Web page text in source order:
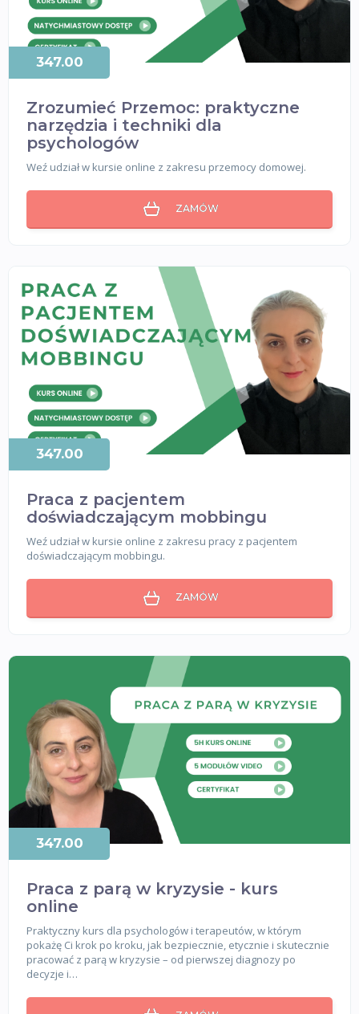
Zrozumieć Przemoc: praktyczne
narzędzia i techniki dla
psychologów
Weź udział w kursie online z zakresu przemocy domowej.
347.00
ZAMÓW
Praca z pacjentem
doświadczającym mobbingu
Weź udział w kursie online z zakresu pracy z pacjentem
doświadczającym mobbingu.
347.00
ZAMÓW
Praca z parą w kryzysie - kurs
online
Praktyczny kurs dla psychologów i terapeutów, w którym
pokażę Ci krok po kroku, jak bezpiecznie, etycznie i skutecznie
pracować z parą w kryzysie – od pierwszej diagnozy po
decyzje i…
347.00